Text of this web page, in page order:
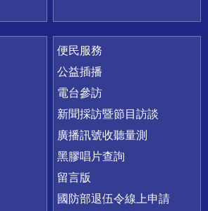
便民服務
公益插播
電台參訪
新聞採訪暨節目訪談
廣播訊號收聽量測
黑膠唱片查詢
留言版
國防部退伍令線上申請